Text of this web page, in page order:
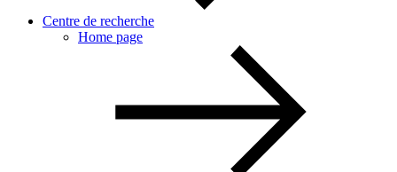
Centre de recherche
Home page